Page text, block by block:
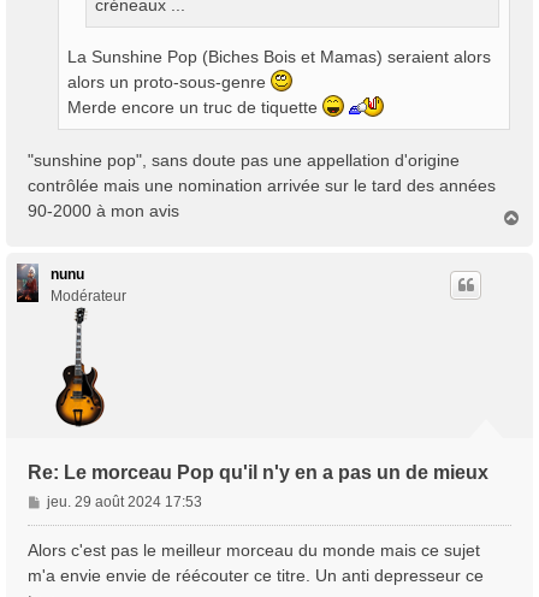
créneaux ...
La Sunshine Pop (Biches Bois et Mamas) seraient alors
alors un proto-sous-genre
Merde encore un truc de tiquette
"sunshine pop", sans doute pas une appellation d'origine
contrôlée mais une nomination arrivée sur le tard des années
90-2000 à mon avis
nunu
Modérateur
Re: Le morceau Pop qu'il n'y en a pas un de mieux
M
e
s
a
jeu. 29 août 2024 17:53
Alors c'est pas le meilleur morceau du monde mais ce sujet
m'a envie envie de réécouter ce titre. Un anti depresseur ce